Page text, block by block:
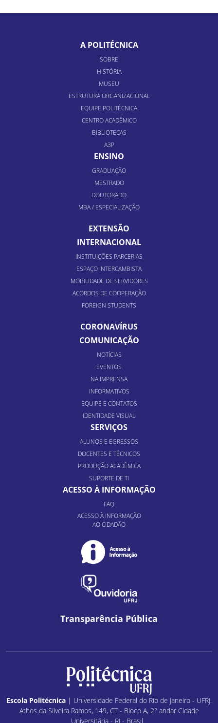
A POLITÉCNICA
SOBRE
HISTÓRIA
MUSEU
ESTRUTURA ORGANIZACIONAL
EQUIPE POLITÉCNICA
CENTRO ACADÊMICO
BIBLIOTECAS
A3P
ENSINO
GRADUAÇÃO
MESTRADO
DOUTORADO
MBA / ESPECIALIZAÇÃO
EXTENSÃO
INTERNACIONAL
INSTITUIÇÕES PARCERIAS
ESPAÇO INTERCAMBISTA
MOBILIDADE DE SERVIDORES
ACORDOS DE COOPERAÇÃO
FOREIGN STUDENTS
CORONAVÍRUS
COMUNICAÇÃO
NOTÍCIAS
EVENTOS
NA IMPRENSA
INFORMATIVOS
EQUIPE E CONTATOS
IDENTIDADE VISUAL
SERVIÇOS
ALUNOS E EGRESSOS
DOCENTES E TÉCNICOS
PRODUÇÃO ACADÊMICA
SUPORTE DE TI
ACESSO À INFORMAÇÃO
FAQ
ACESSO À INFORMAÇÃO
AO CIDADÃO
Transparência Pública
Escola Politécnica | Universidade Federal do Rio de Janeiro - UFRJ.
Athos da Silveira Ramos, 149, CT - Bloco A, 2° andar Cidade
Universitária - RJ - Brasil